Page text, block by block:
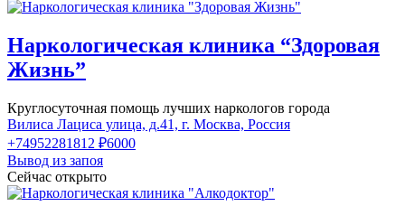
Наркологическая клиника “Здоровая
Жизнь”
Круглосуточная помощь лучших наркологов города
Вилиса Лациса улица, д.41, г. Москва, Россия
+74952281812 ₽6000
Вывод из запоя
Сейчас открыто